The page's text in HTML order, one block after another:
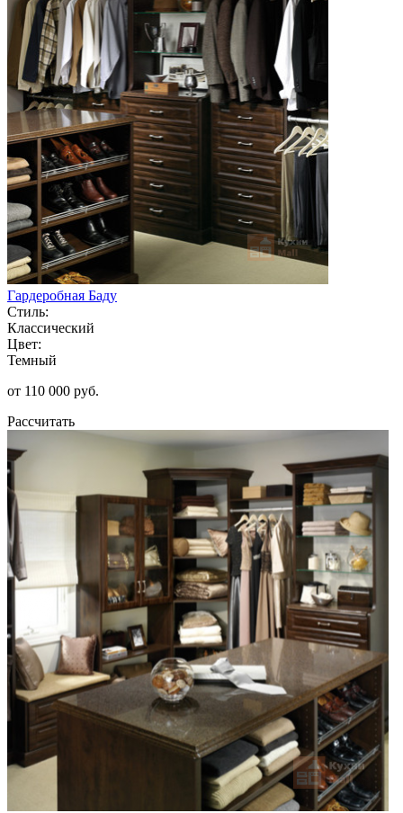
Гардеробная Баду
Стиль:
Классический
Цвет:
Темный
от 110 000 руб.
Рассчитать